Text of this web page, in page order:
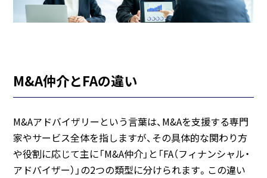
M&A仲介とFAの違い
M&Aアドバイザリーという言葉は、M&Aを支援する専門
家やサービス全体を指しますが、その具体的な関わり方
や役割に応じて主に「M&A仲介」と「FA（フィナンシャル・
アドバイザー）」の2つの類型に分けられます。この違い